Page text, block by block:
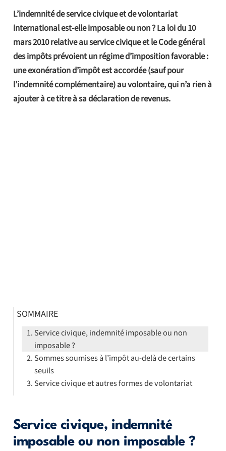
L’indemnité de service civique et de volontariat
international est-elle imposable ou non ? La loi du 10
mars 2010 relative au service civique et le Code général
des impôts prévoient un régime d’imposition favorable :
une exonération d’impôt est accordée (sauf pour
l’indemnité complémentaire) au volontaire, qui n’a rien à
ajouter à ce titre à sa déclaration de revenus.
Service civique, indemnité
imposable ou non imposable ?
SOMMAIRE
Service civique, indemnité imposable ou non
imposable ?
Sommes soumises à l’impôt au-delà de certains
seuils
Service civique et autres formes de volontariat